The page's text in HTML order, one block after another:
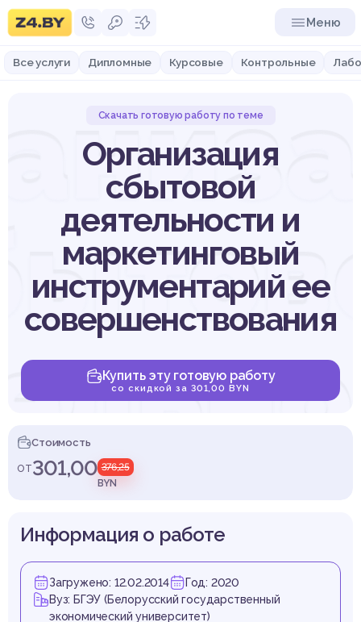
Меню
Все услуги Дипломные Курсовые Контрольные
Скачать готовую работу по теме
Организация
сбытовой
деятельности и
маркетинговый
инструментарий ее
совершенствования
Купить эту готовую работу
со скидкой за 301,00 BYN
Стоимость
от301,00 376,25
BYN
Информация о работе
Загружено: 12.02.2014
Год: 2020
Вуз: БГЭУ (Белорусский государственный
экономический университет)